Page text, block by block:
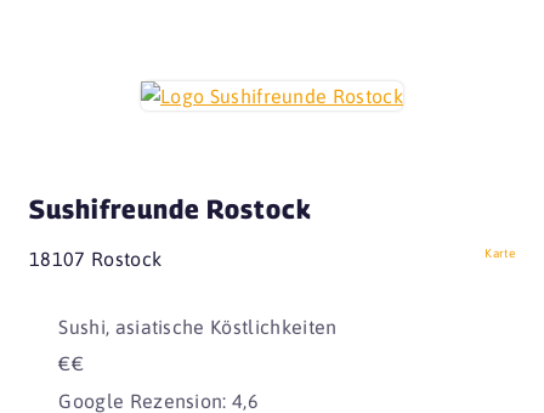
Sushifreunde Rostock
18107 Rostock Karte
Sushi, asiatische Köstlichkeiten
€€
Google Rezension: 4,6